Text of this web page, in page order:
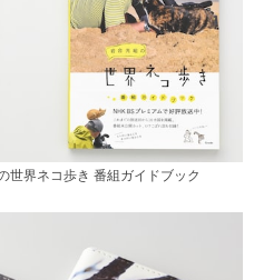
世界ネコ歩き 番組ガイドブック